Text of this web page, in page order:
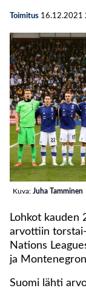
Toimitus 16.12.2021
Kuva: Juha Tamminen
Lohkot kauden
arvottiin
Nations
ja Montenegron
Suomi lähti